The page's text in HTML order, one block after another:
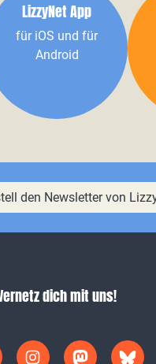
LizzyNet App
für iOS und für
Android
den Newsletter von
dich mit uns!